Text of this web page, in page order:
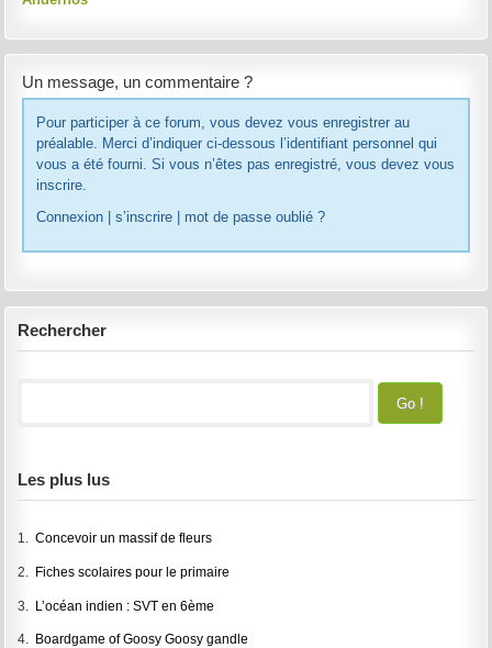
Un message, un commentaire ?
Pour participer à ce forum, vous devez vous enregistrer au
préalable. Merci d’indiquer ci-dessous l’identifiant personnel qui
vous a été fourni. Si vous n’êtes pas enregistré, vous devez vous
inscrire.
Connexion
s’inscrire mot de passe oublié ?
Rechercher
Les plus lus
1.Concevoir un massif de fleurs
2. Fiches scolaires pour le primaire
3. L’océan indien : SVT en 6ème
4. Boardgame of Goosy Goosy gandle